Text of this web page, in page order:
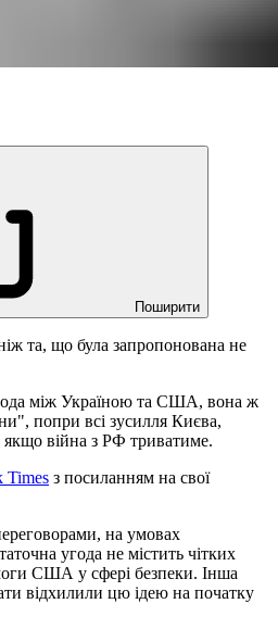
Поширити
та, що була запропонована не
між Україною та США, вона ж
попри всі зусилля Києва,
якщо війна з РФ триватиме.
Times з посиланням на свої
на умовах
угода не містить чітких
США у сфері безпеки. Інша
відхилили цю ідею на початку